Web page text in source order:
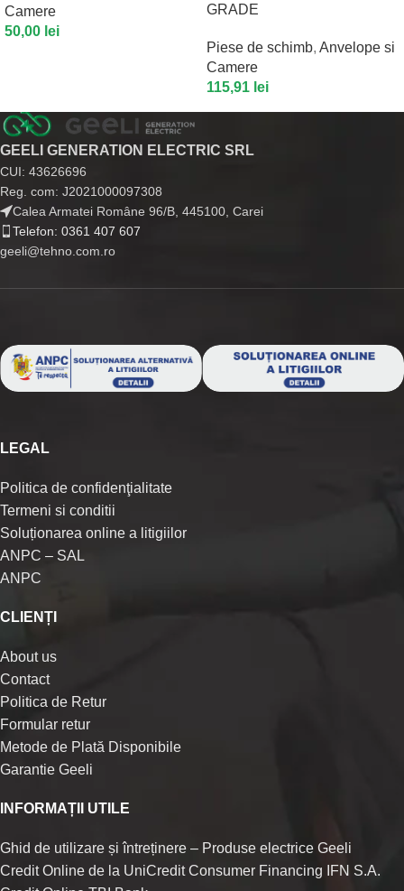
Camere
50,00 lei
GRADE
Piese de schimb, Anvelope si
Camere
115,91 lei
GEELI GENERATION ELECTRIC SRL
CUI: 43626696
Reg. com: J2021000097308
Calea Armatei Române 96/B, 445100, Carei
Telefon: 0361 407 607
geeli@tehno.com.ro
LEGAL
Politica de confidenţialitate
Termeni si conditii
Soluționarea online a litigiilor
ANPC – SAL
ANPC
CLIENȚI
About us
Contact
Politica de Retur
Formular retur
Metode de Plată Disponibile
Garantie Geeli
INFORMAȚII UTILE
Ghid de utilizare și întreținere – Produse electrice Geeli
Credit Online de la UniCredit Consumer Financing IFN S.A.